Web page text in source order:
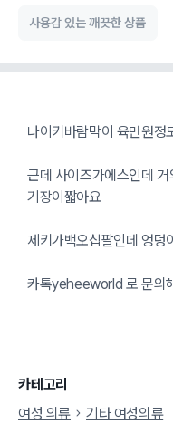
사용감 있는 깨끗한 상품
나이키바람막이 육만원정
근데 사이즈가에스인데
기장이짧아요
제키가백오십팔인데 엉덩
카톡yeheeworld 로 문의
카테고리
여성 의류
기타 여성의류